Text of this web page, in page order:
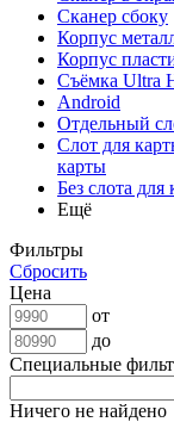
Сканер сбоку
Корпус
Корпус
Съёмка Ultra
Android
Отдельный
Слот для
карты
Без слота
Ещё
Фильтры
Сбросить
Цена
от
до
Специальные
Ничего не найдено